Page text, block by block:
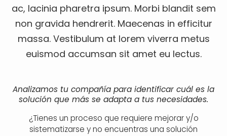
ac, lacinia pharetra ipsum. Morbi blandit sem
non gravida hendrerit. Maecenas in efficitur
massa. Vestibulum at lorem viverra metus
euismod accumsan sit amet eu lectus.
Analizamos tu compañía para identificar cuál es la
solución que más se adapta a tus necesidades.
¿Tienes un proceso que requiere mejorar y/o
sistematizarse y no encuentras una solución